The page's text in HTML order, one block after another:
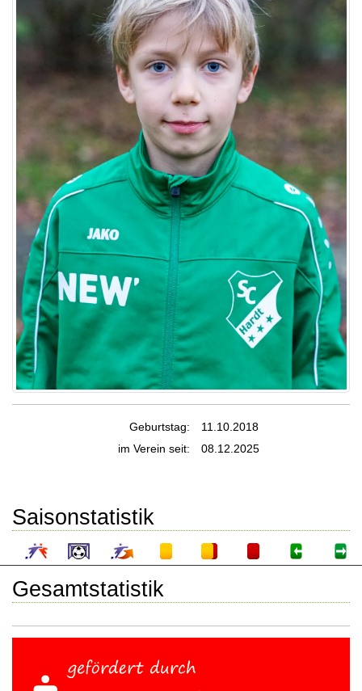
Geburtstag:
11.10.2018
im Verein seit:
08.12.2025
Saisonstatistik
Gesamtstatistik